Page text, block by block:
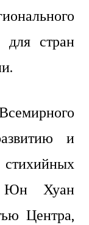
для стран
и
Юн Хуан
Центра,